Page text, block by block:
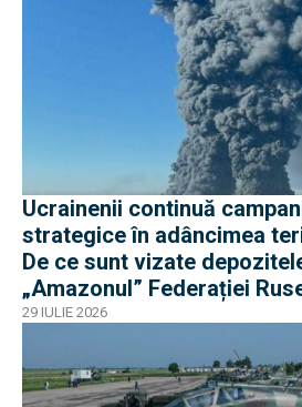
Ucrainenii continuă
strategice în adâncimea
De ce sunt vizate
„Amazonul” Federației
29 IULIE 2026